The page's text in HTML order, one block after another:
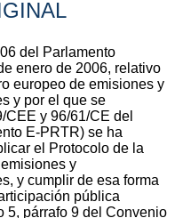
del Parlamento
enero de 2006, relativo
europeo de emisiones y
y por el que se
y 96/61/CE del
E-PRTR) se ha
el Protocolo de la
y
y cumplir de esa forma
pública
5, párrafo 9 del Convenio